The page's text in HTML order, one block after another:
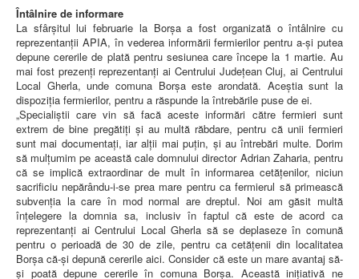
Întâlnire de informare
La sfârșitul lui februarie la Borșa a fost organizată o întâlnire cu
reprezentanții APIA, în vederea informării fermierilor pentru a-și putea
depune cererile de plată pentru sesiunea care începe la 1 martie. Au
mai fost prezenți reprezentanți ai Centrului Județean Cluj, ai Centrului
Local Gherla, unde comuna Borșa este arondată. Aceștia sunt la
dispoziția fermierilor, pentru a răspunde la întrebările puse de ei.
„Specialiștii care vin să facă aceste informări către fermieri sunt
extrem de bine pregătiți și au multă răbdare, pentru că unii fermieri
sunt mai documentați, iar alții mai puțin, și au întrebări multe. Dorim
să mulțumim pe această cale domnului director Adrian Zaharia, pentru
că se implică extraordinar de mult în informarea cetățenilor, niciun
sacrificiu nepărându-i-se prea mare pentru ca fermierul să primească
subvenția la care în mod normal are dreptul. Noi am găsit multă
înțelegere la domnia sa, inclusiv în faptul că este de acord ca
reprezentanți ai Centrului Local Gherla să se deplaseze în comună
pentru o perioadă de 30 de zile, pentru ca cetățenii din localitatea
Borșa că-și depună cererile aici. Consider că este un mare avantaj să-
și poată depune cererile în comuna Borșa. Această inițiativă ne